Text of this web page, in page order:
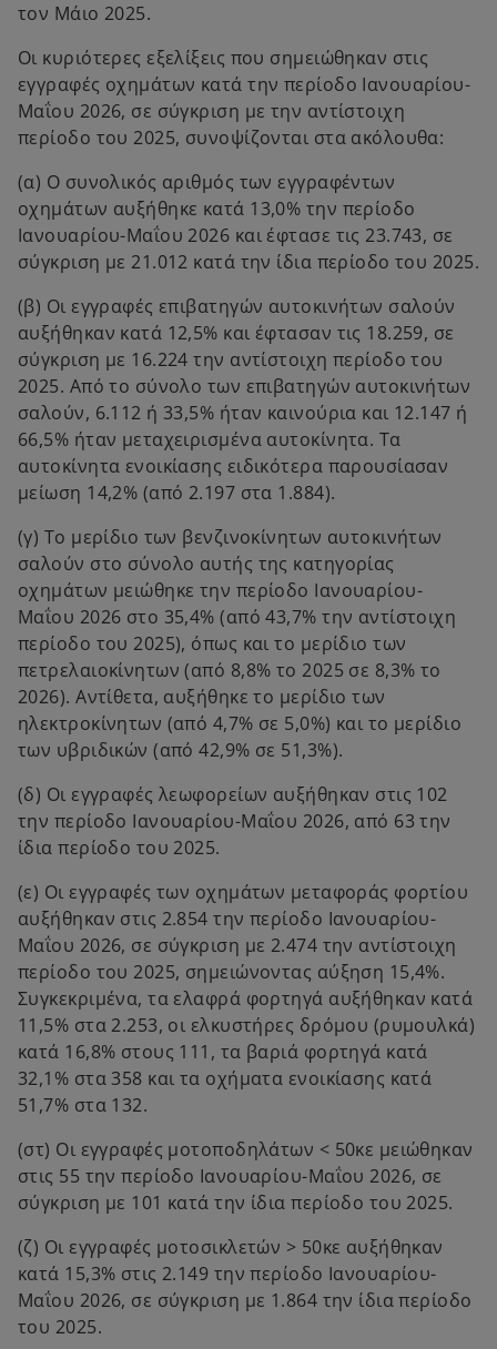
b
τον Μάιο 2025.
Οι κυριότερες εξελίξεις που σημειώθηκαν στις
εγγραφές οχημάτων κατά την περίοδο Ιανουαρίου-
Μαΐου 2026, σε σύγκριση με την αντίστοιχη
περίοδο του 2025, συνοψίζονται στα ακόλουθα:
(α) Ο συνολικός αριθμός των εγγραφέντων
οχημάτων αυξήθηκε κατά 13,0% την περίοδο
Ιανουαρίου-Μαΐου 2026 και έφτασε τις 23.743, σε
σύγκριση με 21.012 κατά την ίδια περίοδο του 2025.
(β) Οι εγγραφές επιβατηγών αυτοκινήτων σαλούν
αυξήθηκαν κατά 12,5% και έφτασαν τις 18.259, σε
σύγκριση με 16.224 την αντίστοιχη περίοδο του
2025. Από το σύνολο των επιβατηγών αυτοκινήτων
σαλούν, 6.112 ή 33,5% ήταν καινούρια και 12.147 ή
66,5% ήταν μεταχειρισμένα αυτοκίνητα. Τα
αυτοκίνητα ενοικίασης ειδικότερα παρουσίασαν
μείωση 14,2% (από 2.197 στα 1.884).
(γ) Το μερίδιο των βενζινοκίνητων αυτοκινήτων
σαλούν στο σύνολο αυτής της κατηγορίας
οχημάτων μειώθηκε την περίοδο Ιανουαρίου-
Μαΐου 2026 στο 35,4% (από 43,7% την αντίστοιχη
περίοδο του 2025), όπως και το μερίδιο των
πετρελαιοκίνητων (από 8,8% το 2025 σε 8,3% το
2026). Αντίθετα, αυξήθηκε το μερίδιο των
ηλεκτροκίνητων (από 4,7% σε 5,0%) και το μερίδιο
των υβριδικών (από 42,9% σε 51,3%).
(δ) Οι εγγραφές λεωφορείων αυξήθηκαν στις 102
την περίοδο Ιανουαρίου-Μαΐου 2026, από 63 την
ίδια περίοδο του 2025.
(ε) Οι εγγραφές των οχημάτων μεταφοράς φορτίου
αυξήθηκαν στις 2.854 την περίοδο Ιανουαρίου-
Μαΐου 2026, σε σύγκριση με 2.474 την αντίστοιχη
περίοδο του 2025, σημειώνοντας αύξηση 15,4%.
Συγκεκριμένα, τα ελαφρά φορτηγά αυξήθηκαν κατά
11,5% στα 2.253, οι ελκυστήρες δρόμου (ρυμουλκά)
κατά 16,8% στους 111, τα βαριά φορτηγά κατά
32,1% στα 358 και τα οχήματα ενοικίασης κατά
51,7% στα 132.
(στ) Οι εγγραφές μοτοποδηλάτων < 50κε μειώθηκαν
στις 55 την περίοδο Ιανουαρίου-Μαΐου 2026, σε
σύγκριση με 101 κατά την ίδια περίοδο του 2025.
(ζ) Οι εγγραφές μοτοσικλετών > 50κε αυξήθηκαν
κατά 15,3% στις 2.149 την περίοδο Ιανουαρίου-
Μαΐου 2026, σε σύγκριση με 1.864 την ίδια περίοδο
του 2025.